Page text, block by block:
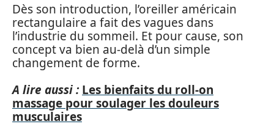
Dès son introduction, l’oreiller américain
rectangulaire a fait des vagues dans
l’industrie du sommeil. Et pour cause, son
concept va bien au-delà d’un simple
changement de forme.
A lire aussi : Les bienfaits du roll-on
massage pour soulager les douleurs
musculaires